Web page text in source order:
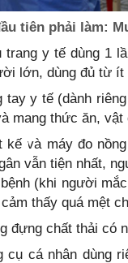
tiên phải làm:
trang y tế dùng 1
lớn, dùng đủ từ ít
tay y tế (dành
mang thức ăn, vật
kế và máy đo
vẫn tiện nhất,
(khi người
thấy quá mệt
đựng chất thải có
cụ cá nhân dùng